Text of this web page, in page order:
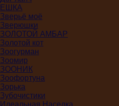
ЕШКА
Зверьё моё
Зверюшки
ЗОЛОТОЙ АМБАР
Золотой кот
Зоогурман
Зоомир
ЗООНИК
Зоофортуна
Зорька
Зубочистики
Идеальная Наседка